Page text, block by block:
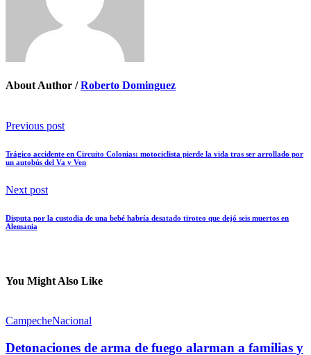
About Author /Roberto Dominguez
Previous post
Trágico accidente en Circuito Colonias: motociclista pierde la vida tras ser arrollado por
un autobús del Va y Ven
Next post
Disputa por la custodia de una bebé habría desatado tiroteo que dejó seis muertos en
Alemania
You Might Also Like
CampecheNacional
Detonaciones de arma de fuego alarman a familias y